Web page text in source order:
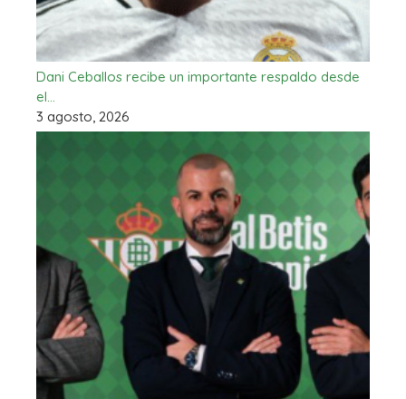
Dani Ceballos recibe un importante respaldo desde
el…
3 agosto, 2026